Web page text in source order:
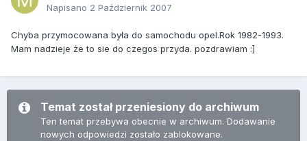
Napisano 2 Październik 2007
Chyba przymocowana była do samochodu opel.Rok 1982-1993.
Mam nadzieje że to sie do czegos przyda. pozdrawiam :]
Temat został przeniesiony do archiwum
Ten temat przebywa obecnie w archiwum. Dodawanie
nowych odpowiedzi zostało zablokowane.